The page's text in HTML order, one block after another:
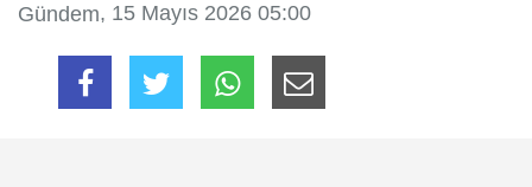
Gündem, 15 Mayıs 2026 05:00